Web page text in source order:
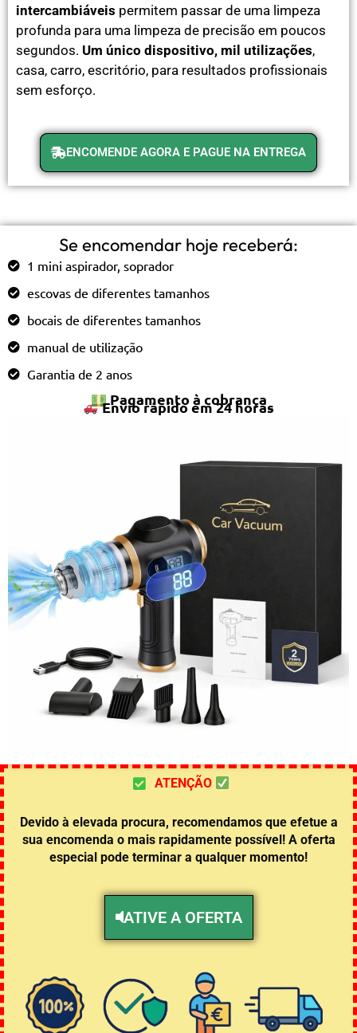
intercambiáveis permitem passar de uma limpeza
profunda para uma limpeza de precisão em poucos
segundos. Um único dispositivo, mil utilizações,
casa, carro, escritório, para resultados profissionais
sem esforço.
ENCOMENDE AGORA E PAGUE NA ENTREGA
Se encomendar hoje receberá:
1 mini aspirador, soprador
escovas de diferentes tamanhos
bocais de diferentes tamanhos
manual de utilização
Garantia de 2 anos
Pagamento à cobrança
Envio rápido em 24 horas
ATENÇÃO
Devido à elevada procura, recomendamos que efetue a
sua encomenda o mais rapidamente possível! A oferta
especial pode terminar a qualquer momento!
ATIVE A OFERTA